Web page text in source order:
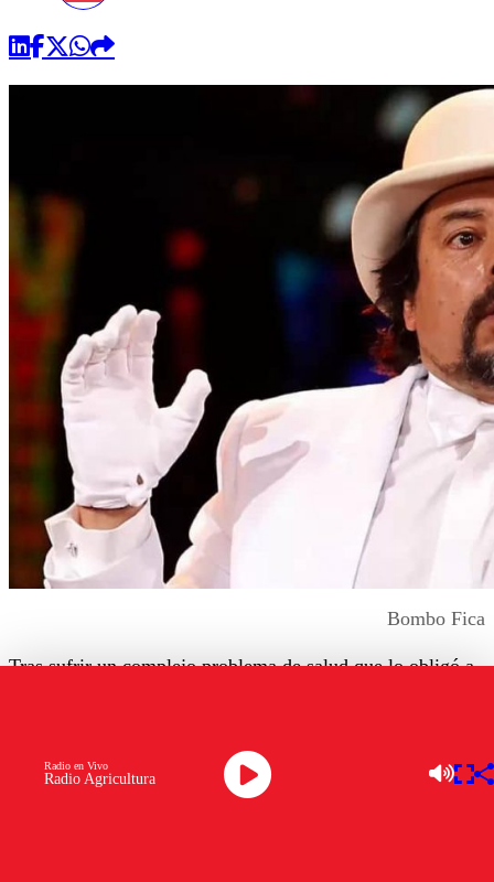
Bombo Fica
Tras sufrir un complejo problema de salud que lo obligó a
A mediados de mayo, el humorista tuvo que ser
de urgencia.
Radio Agricultura
Radio en Vivo